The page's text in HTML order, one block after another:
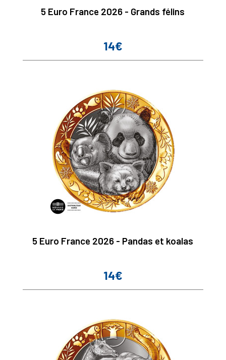
5 Euro France 2026 - Grands félins
Prix
14€
5 Euro France 2026 - Pandas et koalas
Prix
14€